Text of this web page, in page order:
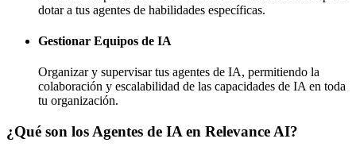
dotar a tus agentes de habilidades específicas.
Gestionar Equipos de IA
Organizar y supervisar tus agentes de IA, permitiendo la
colaboración y escalabilidad de las capacidades de IA en toda
tu organización.
¿Qué son los Agentes de IA en Relevance AI?